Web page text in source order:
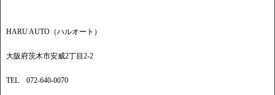
HARU AUTO（ハルオート）
大阪府茨木市安威2丁目2-2
TEL 072-640-0070